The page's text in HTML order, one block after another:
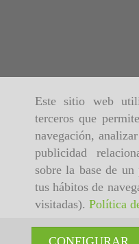
Este sitio web
terceros que
navegación,
publicidad
sobre la base de
tus hábitos de
visitadas). Política